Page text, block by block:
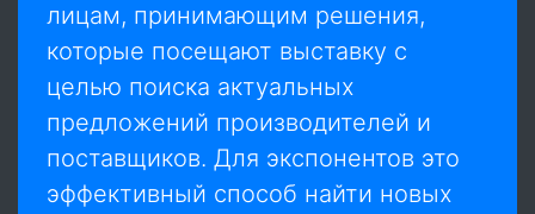
лицам, принимающим решения,
которые посещают выставку с
целью поиска актуальных
предложений производителей и
поставщиков. Для экспонентов это
эффективный способ найти новых